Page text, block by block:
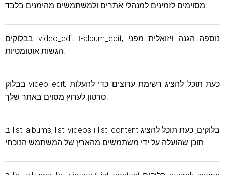
מסוימים לזמינים למנהלי אתרים ולמשתמשים מהימנים בלבד.
בבלוקים video_edit ו-album_edit, נוספה הגנה ויזואלית מפני
הגשות אוטומטיות.
בבלוק video_edit, כעת תוכל להציג רשימת ערוצים כדי להעלות
סרטון לערוץ מסוים באתר שלך.
ב-list_albums, list_videos ו-list_content בלוקים, כעת תוכל להציג
תוכן שהועלה על ידי משתמשים מהארץ של המשתמש הנוכחי.